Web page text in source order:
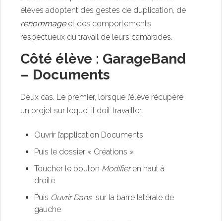
élèves adoptent des gestes de duplication, de
renommageet des comportements
respectueux du travail de leurs camarades.
Côté élève : GarageBand
– Documents
Deux cas. Le premier, lorsque l’élève récupère
un projet sur lequel il doit travailler.
Ouvrir l’application Documents
Puis le dossier « Créations »
Toucher le bouton Modifieren haut à
droite
Puis Ouvrir Danssur la barre latérale de
gauche